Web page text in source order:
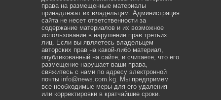
права на размещенные материалы
принадлежат их владельцам. Администрация
сайта не несет ответственности за
содержание материалов и их возможное
использование в нарушение прав третьих
лиц. Если вы являетесь владельцем
авторских прав на какой-либо материал,
опубликованный на сайте, и считаете, что его
размещение нарушает ваши права,
свяжитесь с нами по адресу электронной
почты info@news.com.kg . Мы предпримем
все необходимые меры для его удаления
или корректировки в кратчайшие сроки.